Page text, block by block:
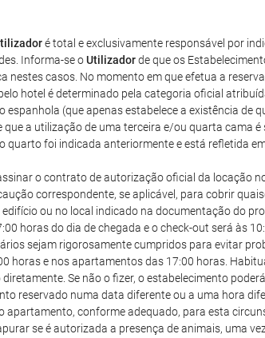
é total e exclusivamente responsável por
Informa-se oUtilizadorde que os
nestes casos. No momento em que efetua a
hotel é determinado pela categoria oficial
(que apenas estabelece a existência
a utilização de uma terceira e/ou quarta cama
foi indicada anteriormente e está refletida
o contrato de autorização oficial da locação
correspondente, se aplicável, para cobrir
ou no local indicado na documentação do
horas do dia de chegada e o check-out será às
sejam rigorosamente cumpridos para evitar
horas e nos apartamentos das 17:00 horas.
Se não o fizer, o estabelecimento
reservado numa data diferente ou a uma hora
apartamento, conforme adequado, para esta
se é autorizada a presença de animais, uma